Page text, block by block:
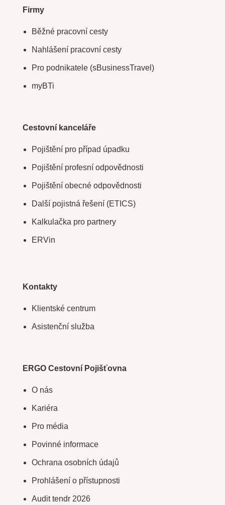
Firmy
Běžné pracovní cesty
Nahlášení pracovní cesty
Pro podnikatele (sBusinessTravel)
myBTi
Cestovní kanceláře
Pojištění pro případ úpadku
Pojištění profesní odpovědnosti
Pojištění obecné odpovědnosti
Další pojistná řešení (ETICS)
Kalkulačka pro partnery
ERVin
Kontakty
Klientské centrum
Asistenční služba
ERGO Cestovní Pojišťovna
O nás
Kariéra
Pro média
Povinné informace
Ochrana osobních údajů
Prohlášení o přístupnosti
Audit tendr 2026